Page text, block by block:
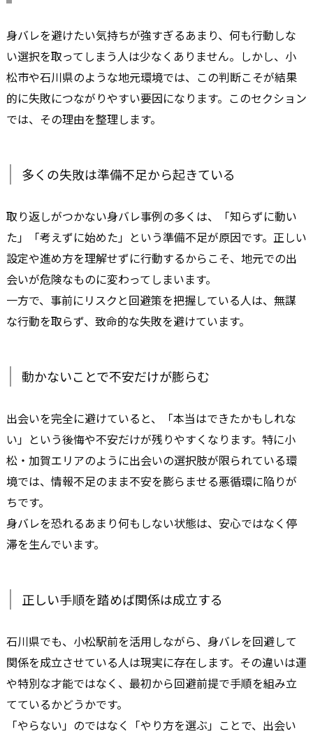
身バレを避けたい気持ちが強すぎるあまり、何も行動しな
い選択を取ってしまう人は少なくありません。しかし、小
松市や石川県のような地元環境では、この判断こそが結果
的に失敗につながりやすい要因になります。このセクション
では、その理由を整理します。
多くの失敗は準備不足から起きている
取り返しがつかない身バレ事例の多くは、「知らずに動い
た」「考えずに始めた」という準備不足が原因です。正しい
設定や進め方を理解せずに行動するからこそ、地元での出
会いが危険なものに変わってしまいます。
一方で、事前にリスクと回避策を把握している人は、無謀
な行動を取らず、致命的な失敗を避けています。
動かないことで不安だけが膨らむ
出会いを完全に避けていると、「本当はできたかもしれな
い」という後悔や不安だけが残りやすくなります。特に小
松・加賀エリアのように出会いの選択肢が限られている環
境では、情報不足のまま不安を膨らませる悪循環に陥りが
ちです。
身バレを恐れるあまり何もしない状態は、安心ではなく停
滞を生んでいます。
正しい手順を踏めば関係は成立する
石川県でも、小松駅前を活用しながら、身バレを回避して
関係を成立させている人は現実に存在します。その違いは運
や特別な才能ではなく、最初から回避前提で手順を組み立
てているかどうかです。
「やらない」のではなく「やり方を選ぶ」ことで、出会い